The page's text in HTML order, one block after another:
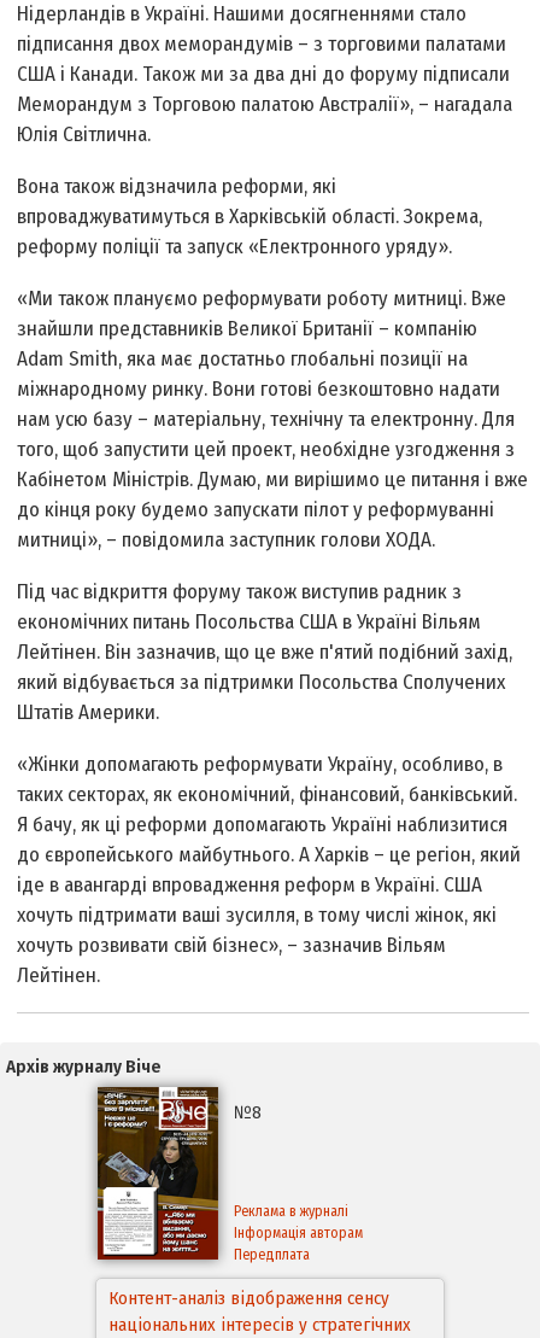
Нідерландів в Україні. Нашими досягненнями стало
підписання двох меморандумів – з торговими палатами
США і Канади. Також ми за два дні до форуму підписали
Меморандум з Торговою палатою Австралії», – нагадала
Юлія Світлична.
Вона також відзначила реформи, які
впроваджуватимуться в Харківській області. Зокрема,
реформу поліції та запуск «Електронного уряду».
«Ми також плануємо реформувати роботу митниці. Вже
знайшли представників Великої Британії – компанію
Adam Smith, яка має достатньо глобальні позиції на
міжнародному ринку. Вони готові безкоштовно надати
нам усю базу – матеріальну, технічну та електронну. Для
того, щоб запустити цей проект, необхідне узгодження з
Кабінетом Міністрів. Думаю, ми вирішимо це питання і вже
до кінця року будемо запускати пілот у реформуванні
митниці», – повідомила заступник голови ХОДА.
Під час відкриття форуму також виступив радник з
економічних питань Посольства США в Україні Вільям
Лейтінен. Він зазначив, що це вже п'ятий подібний захід,
який відбувається за підтримки Посольства Сполучених
Штатів Америки.
«Жінки допомагають реформувати Україну, особливо, в
таких секторах, як економічний, фінансовий, банківський.
Я бачу, як ці реформи допомагають Україні наблизитися
до європейського майбутнього. А Харків – це регіон, який
іде в авангарді впровадження реформ в Україні. США
хочуть підтримати ваші зусилля, в тому числі жінок, які
хочуть розвивати свій бізнес», – зазначив Вільям
Лейтінен.
Архів журналу Віче
№8
Реклама в журналі
Інформація авторам
Передплата
Контент-аналіз відображення сенсу
національних інтересів у стратегічних